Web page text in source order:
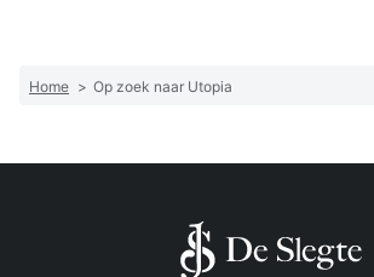
Home > Op zoek naar Utopia